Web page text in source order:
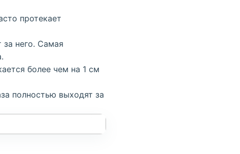
протекает
него. Самая
более чем на 1 см
полностью выходят за